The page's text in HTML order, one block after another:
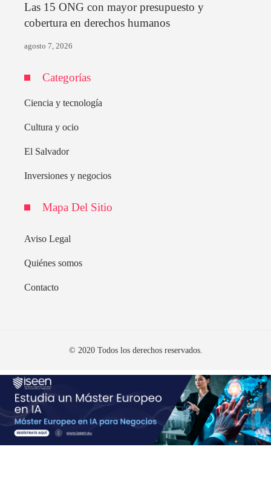
Las 15 ONG con mayor presupuesto y
cobertura en derechos humanos
agosto 7, 2026
Categorías
Ciencia y tecnología
Cultura y ocio
El Salvador
Inversiones y negocios
Mapa Del Sitio
Aviso Legal
Quiénes somos
Contacto
© 2020 Todos los derechos reservados.